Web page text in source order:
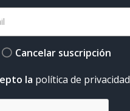
Cancelar suscripción
la política de privacidad